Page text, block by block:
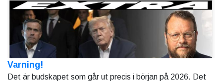
Varning!
Det är budskapet som går ut precis i början på 2026. Det